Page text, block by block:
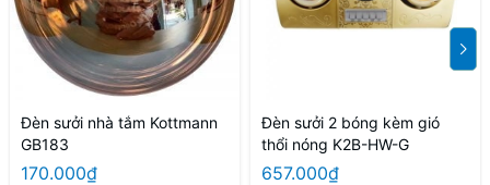
Đèn sưởi nhà tắm Kottmann
GB183
170.000₫
Đèn sưởi 2 bóng kèm gió
thổi nóng K2B-HW-G
657.000₫